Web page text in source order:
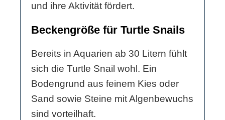
und ihre Aktivität fördert.
Beckengröße für Turtle Snails
Bereits in Aquarien ab 30 Litern fühlt
sich die Turtle Snail wohl. Ein
Bodengrund aus feinem Kies oder
Sand sowie Steine mit Algenbewuchs
sind vorteilhaft.